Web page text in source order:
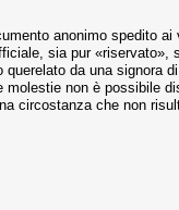
anonimo spedito
sia pur «riservato»,
da una signora
non è possibile
circostanza che non